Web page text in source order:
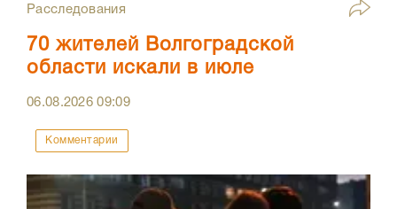
Расследования
70 жителей Волгоградской
области искали в июле
06.08.202609:09
Комментарии